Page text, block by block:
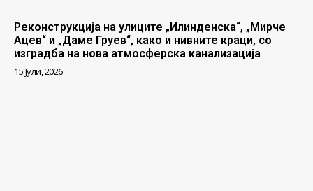
Реконструкција на улиците „Илинденска“, „Мирче
Ацев“ и „Даме Груев“, како и нивните краци, со
изградба на нова атмосферска канализација
15 Јули, 2026